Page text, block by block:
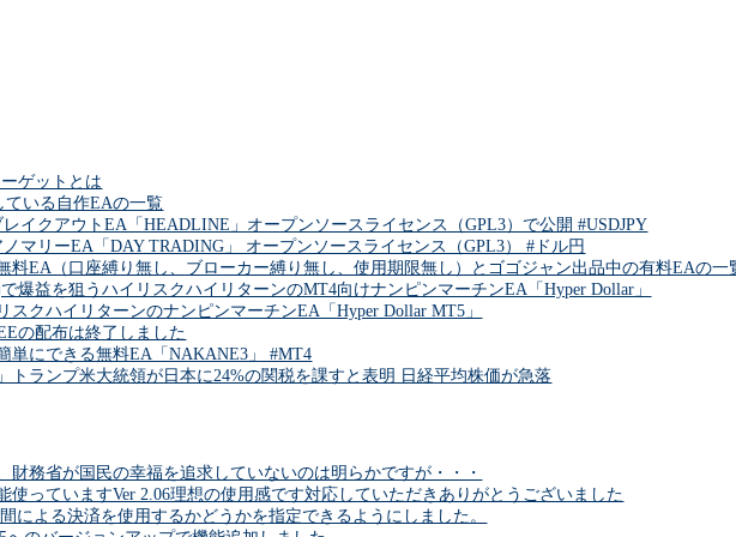
ゲットとは
ている自作EAの一覧
イクアウトEA「HEADLINE」オープンソースライセンス（GPL3）で公開 #USDJPY
マリーEA「DAY TRADING」 オープンソースライセンス（GPL3） #ドル円
料EA（口座縛り無し、ブローカー縛り無し、使用期限無し）とゴゴジャン出品中の有料EAの一
で爆益を狙うハイリスクハイリターンのMT4向けナンピンマーチンEA「Hyper Dollar」
スクハイリターンのナンピンマーチンEA「Hyper Dollar MT5」
の配布は終了しました
単にできる無料EA「NAKANE3」 #MT4
トランプ米大統領が日本に24%の関税を課すと表明 日経平均株価が急落
財務省が国民の幸福を追求していないのは明らかですが・・・
使っていますVer 2.06理想の使用感です対応していただきありがとうございました
による決済を使用するかどうかを指定できるようにしました。